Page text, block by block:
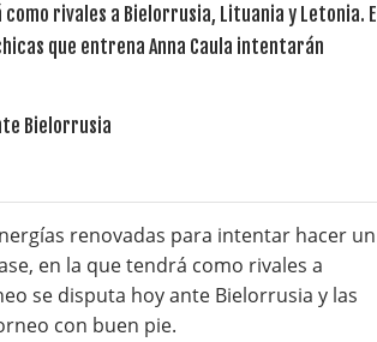
rivales a Bielorrusia, Lituania y Letonia. El
que entrena Anna Caula intentarán
renovadas para intentar hacer un
en la que tendrá como rivales a
se disputa hoy ante Bielorrusia y las
con buen pie.